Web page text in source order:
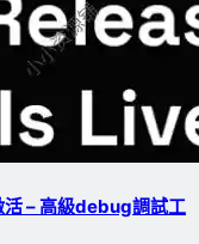
– 高級debug調試工